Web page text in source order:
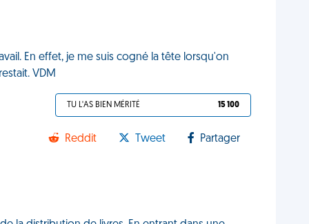
En effet, je me suis cogné la tête lorsqu'on
VDM
TU L'AS BIEN MÉRITÉ 15 100
Reddit Tweet Partager